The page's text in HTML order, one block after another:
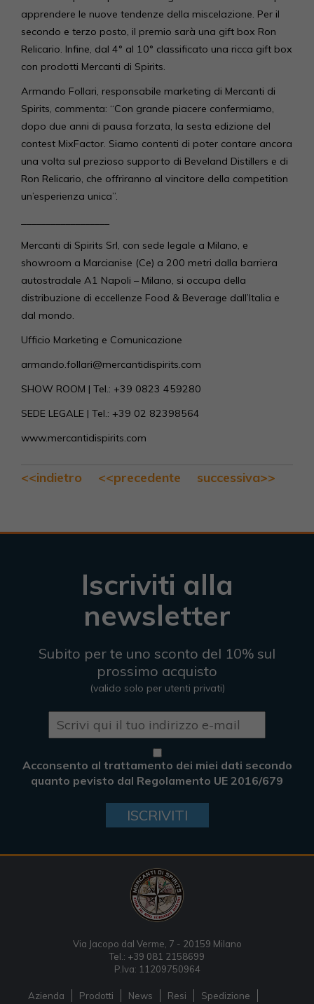
apprendere le nuove tendenze della miscelazione. Per il
secondo e terzo posto, il premio sarà una gift box Ron
Relicario. Infine, dal 4° al 10° classificato una ricca gift box
con prodotti Mercanti di Spirits.
Armando Follari, responsabile marketing di Mercanti di
Spirits, commenta: “Con grande piacere confermiamo,
dopo due anni di pausa forzata, la sesta edizione del
contest MixFactor. Siamo contenti di poter contare ancora
una volta sul prezioso supporto di Beveland Distillers e di
Ron Relicario, che offriranno al vincitore della competition
un’esperienza unica”.
Mercanti di Spirits Srl, con sede legale a Milano, e
showroom a Marcianise (Ce) a 200 metri dalla barriera
autostradale A1 Napoli – Milano, si occupa della
distribuzione di eccellenze Food & Beverage dall’Italia e
dal mondo.
Ufficio Marketing e Comunicazione
armando.follari@mercantidispirits.com
SHOW ROOM | Tel.: +39 0823 459280
SEDE LEGALE | Tel.: +39 02 82398564
www.mercantidispirits.com
<<indietro <<precedente successiva>>
Iscriviti alla
newsletter
Subito per te uno sconto del 10% sul
prossimo acquisto
(valido solo per utenti privati)
Acconsento al trattamento dei miei dati secondo
quanto pevisto dal Regolamento UE 2016/679
ISCRIVITI
Via Jacopo dal Verme, 7 - 20159 Milano
Tel.: +39 081 2158699
P.Iva: 11209750964
Azienda Prodotti News Resi Spedizione